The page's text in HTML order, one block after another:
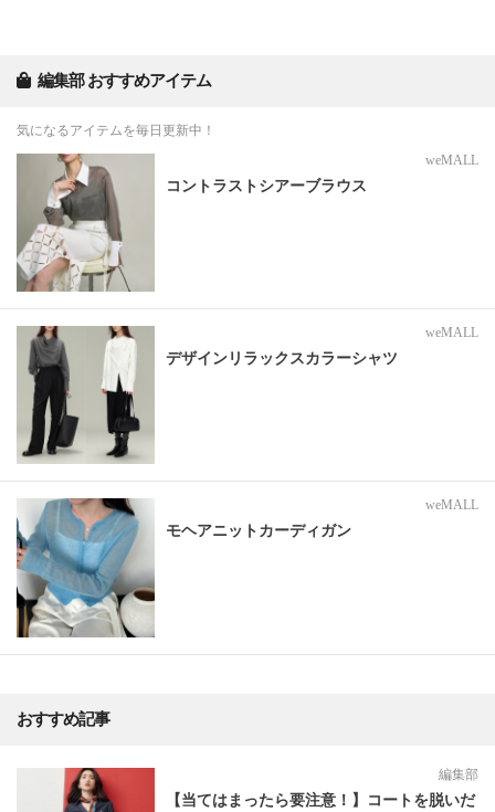
編集部 おすすめアイテム
気になるアイテムを毎日更新中！
weMALL
コントラストシアーブラウス
weMALL
デザインリラックスカラーシャツ
weMALL
モヘアニットカーディガン
おすすめ記事
編集部
【当てはまったら要注意！】コートを脱いだ